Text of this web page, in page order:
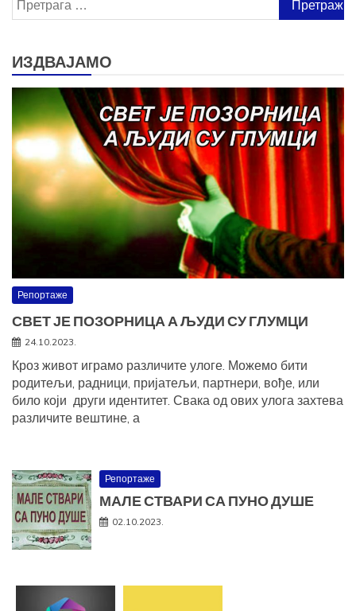
за:
ИЗДВАЈАМО
Репортаже
СВЕТ ЈЕ ПОЗОРНИЦА А ЉУДИ СУ ГЛУМЦИ
24.10.2023.
Кроз живот играмо различите улоге. Можемо бити
родитељи, радници, пријатељи, партнери, вође, или
било који други идентитет. Свака од ових улога захтева
различите вештине, а
Репортаже
МАЛЕ СТВАРИ СА ПУНО ДУШЕ
02.10.2023.